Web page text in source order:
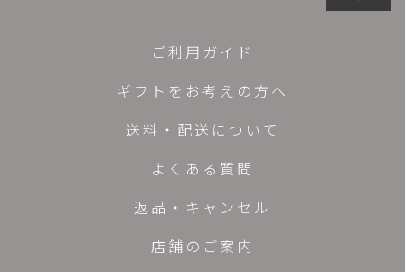
ご利用ガイド
ギフトをお考えの方へ
送料・配送について
よくある質問
返品・キャンセル
店舗のご案内